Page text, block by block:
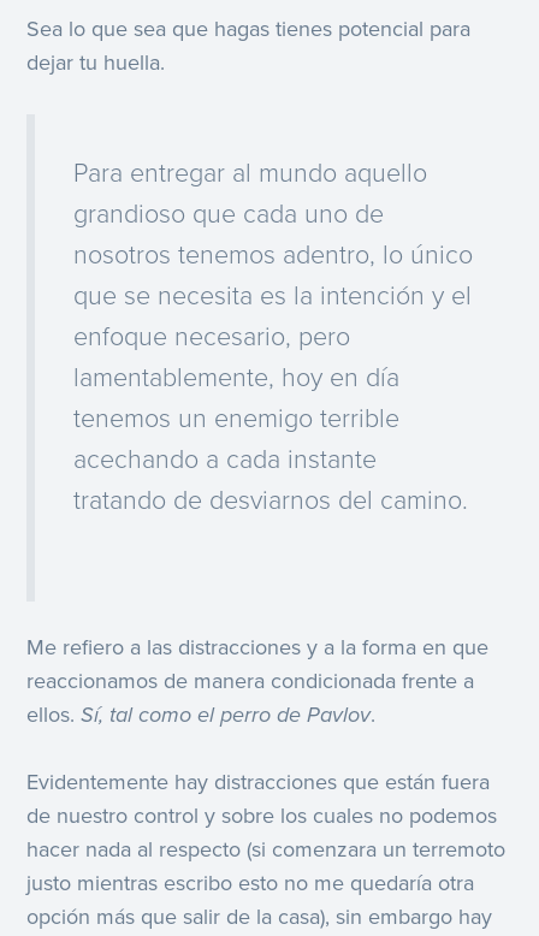
Sea lo que sea que hagas tienes potencial para
dejar tu huella.
Para entregar al mundo aquello
grandioso que cada uno de
nosotros tenemos adentro, lo único
que se necesita es la intención y el
enfoque necesario, pero
lamentablemente, hoy en día
tenemos un enemigo terrible
acechando a cada instante
tratando de desviarnos del camino.
Me refiero a las distracciones y a la forma en que
reaccionamos de manera condicionada frente a
ellos.Sí, tal como el perro de Pavlov.
Evidentemente hay distracciones que están fuera
de nuestro control y sobre los cuales no podemos
hacer nada al respecto (si comenzara un terremoto
justo mientras escribo esto no me quedaría otra
opción más que salir de la casa), sin embargo hay